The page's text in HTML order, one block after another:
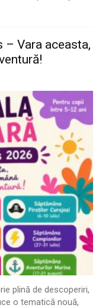
– Vara aceasta,
plină de descoperiri,
o tematică nouă,